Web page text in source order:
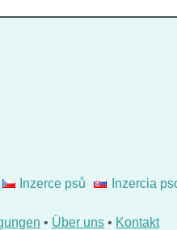
Inzerce psů
Inzercia
• Über uns • Kontakt